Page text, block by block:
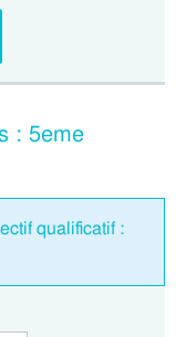
: 5eme
qualificatif :